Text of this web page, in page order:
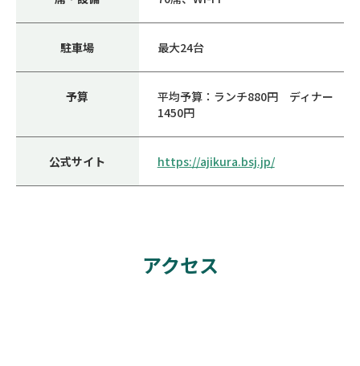
駐車場 最大24台
予算
平均予算：ランチ880円 ディナー
1450円
公式サイト https://ajikura.bsj.jp/
アクセス